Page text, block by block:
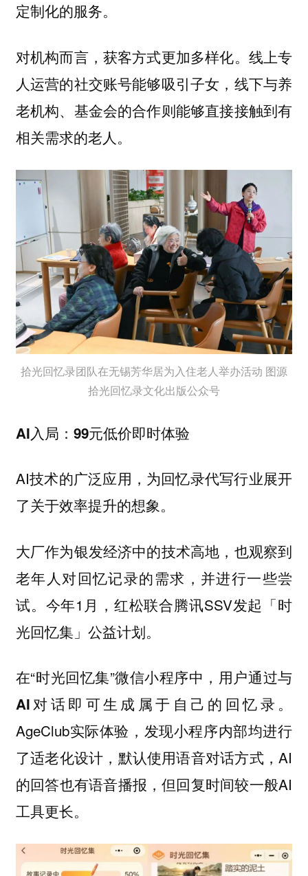
定制化的服务。
对机构而言，获客方式更加多样化。线上专
人运营的社交账号能够吸引子女，线下与养
老机构、基金会的合作则能够直接接触到有
相关需求的老人。
拾光回忆录团队在无锡芳华居为入住老人举办活动 图源
拾光回忆录文化出版公众号
AI入局：99元低价即时体验
AI技术的广泛应用，为回忆录代写行业展开
了关于效率提升的想象。
大厂作为银发经济中的技术高地，也观察到
老年人对回忆记录的需求，并进行一些尝
试。今年1月，红松联合腾讯SSV发起「时
光回忆集」公益计划。
在“时光回忆集”微信小程序中， 用户通过与
AI对话即可生成属于自己的回忆录。
AgeClub实际体验，发现小程序内部均进行
了适老化设计，默认使用语音对话方式，AI
的回答也有语音播报，但回复时间较一般AI
工具更长。